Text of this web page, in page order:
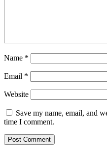
Name *
Email *
Website
Save my name, email, and
time I comment.